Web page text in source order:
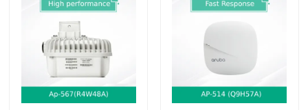
Ξενάγηση στο Εργοστάσιο
Έλεγχος Ποιότητας